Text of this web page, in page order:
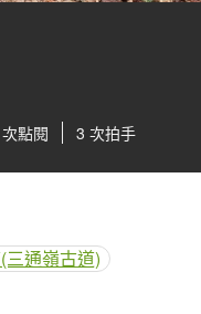
點閱 3 次拍手
三通嶺古道)